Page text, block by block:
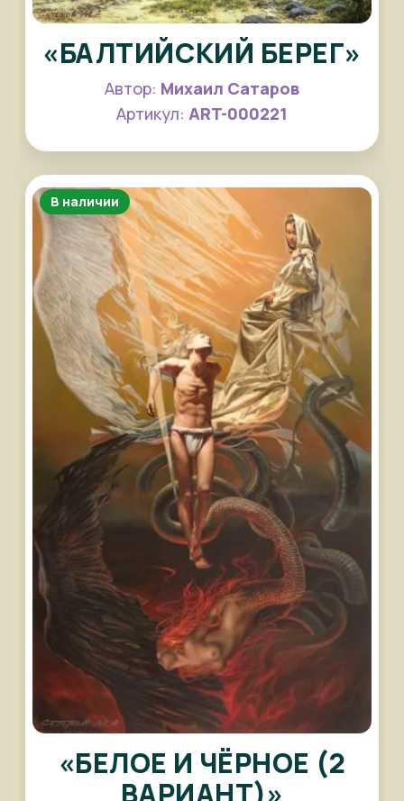
«БАЛТИЙСКИЙ БЕРЕГ»
Автор: Михаил Сатаров
Артикул: ART-000221
В наличии
«БЕЛОЕ И ЧЁРНОЕ (2
ВАРИАНТ)»